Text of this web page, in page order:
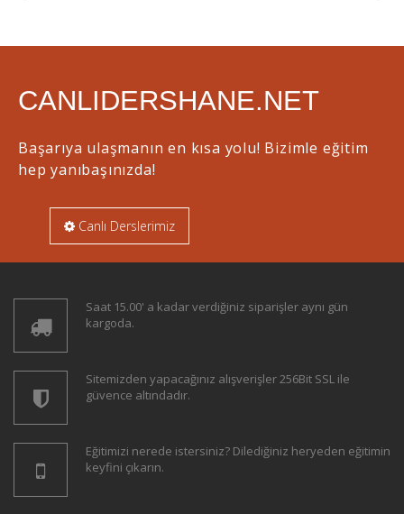
CANLIDERSHANE.NET
Başarıya ulaşmanın en kısa yolu! Bizimle eğitim
hep yanıbaşınızda!
Canlı Derslerimiz
Saat 15.00' a kadar verdiğiniz siparişler aynı gün
kargoda.
Sitemizden yapacağınız alışverişler 256Bit SSL ile
güvence altındadır.
Eğitimizi nerede istersiniz? Dilediğiniz heryeden eğitimin
keyfini çıkarın.